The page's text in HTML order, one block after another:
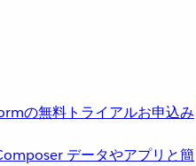
の無料トライアルお申込み
データやアプリと簡